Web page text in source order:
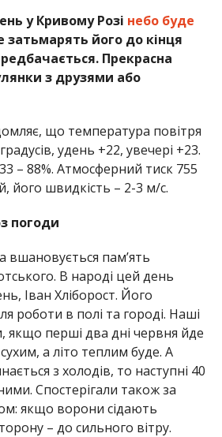
у Кривому Розі небо буде
затьмарять його до кінця
Прекрасна
з друзями або
що температура повітря
удень +22, увечері +23.
– 88%. Атмосферний тиск 755
його швидкість – 2-3 м/с.
погоди
вшановується пам’ять
В народі цей день
Іван Хліборост. Його
роботи в полі та городі. Наші
якщо перші два дні червня йде
а літо теплим буде. А
з холодів, то наступні 40
Спостерігали також за
якщо ворони сідають
– до сильного вітру.